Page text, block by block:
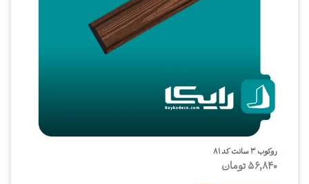
روکوب ۳ سانت کد ۸۱
56,840تومان